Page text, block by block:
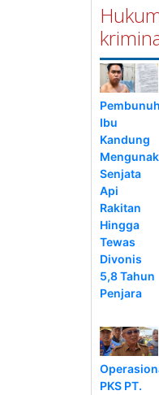
Pembunuh
Ibu
Kandung
Senjata
Api
Rakitan
Hingga
Tewas
Divonis
5,8 Tahun
Penjara
PKS PT.